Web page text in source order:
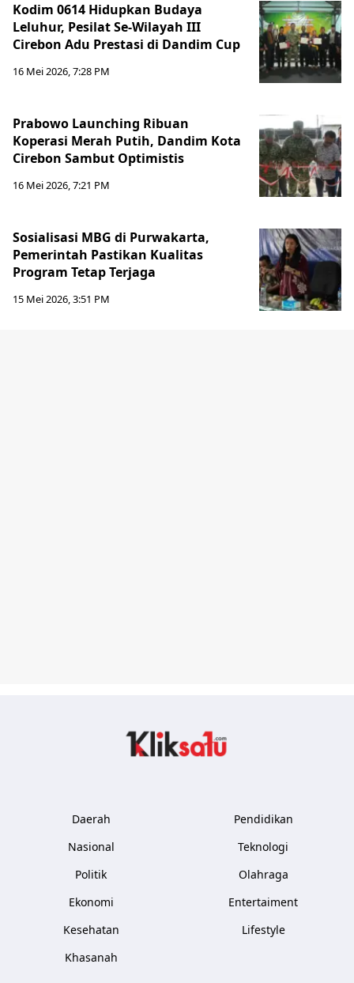
Kodim 0614 Hidupkan Budaya
Leluhur, Pesilat Se-Wilayah III
Cirebon Adu Prestasi di Dandim Cup
16 Mei 2026, 7:28 PM
Prabowo Launching Ribuan
Koperasi Merah Putih, Dandim Kota
Cirebon Sambut Optimistis
16 Mei 2026, 7:21 PM
Sosialisasi MBG di Purwakarta,
Pemerintah Pastikan Kualitas
Program Tetap Terjaga
15 Mei 2026, 3:51 PM
Daerah
Nasional
Politik
Ekonomi
Kesehatan
Khasanah
Pendidikan
Teknologi
Olahraga
Entertaiment
Lifestyle